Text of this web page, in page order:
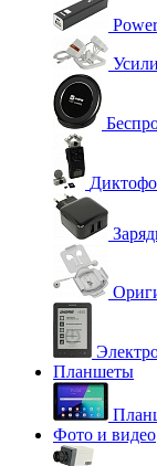
Планшеты
Фото и видео